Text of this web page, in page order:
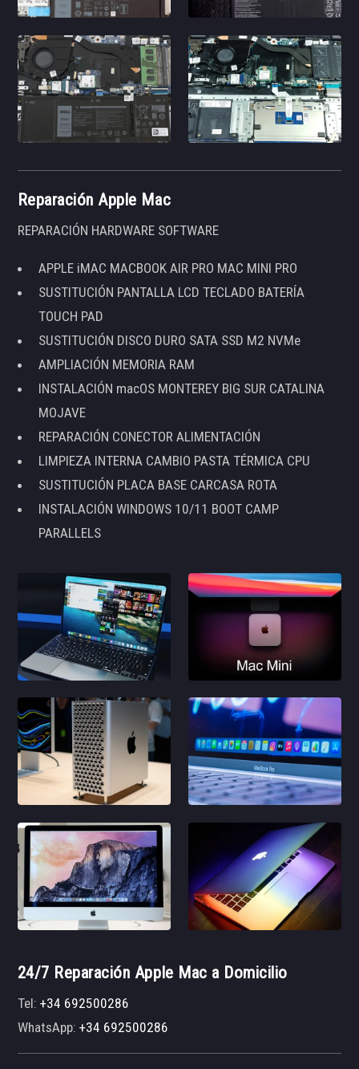
Reparación Apple Mac
REPARACIÓN HARDWARE SOFTWARE
APPLE iMAC MACBOOK AIR PRO MAC MINI PRO
SUSTITUCIÓN PANTALLA LCD TECLADO BATERÍA
TOUCH PAD
SUSTITUCIÓN DISCO DURO SATA SSD M2 NVMe
AMPLIACIÓN MEMORIA RAM
INSTALACIÓN macOS MONTEREY BIG SUR CATALINA
MOJAVE
REPARACIÓN CONECTOR ALIMENTACIÓN
LIMPIEZA INTERNA CAMBIO PASTA TÉRMICA CPU
SUSTITUCIÓN PLACA BASE CARCASA ROTA
INSTALACIÓN WINDOWS 10/11 BOOT CAMP
PARALLELS
24/7 Reparación Apple Mac a Domicilio
Tel:+34 692500286
WhatsApp:+34 692500286